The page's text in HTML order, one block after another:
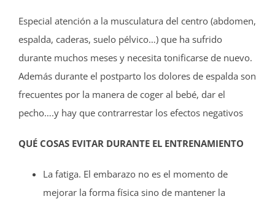
Especial atención a la musculatura del centro (abdomen,
espalda, caderas, suelo pélvico…) que ha sufrido
durante muchos meses y necesita tonificarse de nuevo.
Además durante el postparto los dolores de espalda son
frecuentes por la manera de coger al bebé, dar el
pecho….y hay que contrarrestar los efectos negativos
QUÉ COSAS EVITAR DURANTE EL ENTRENAMIENTO
La fatiga. El embarazo no es el momento de
mejorar la forma física sino de mantener la